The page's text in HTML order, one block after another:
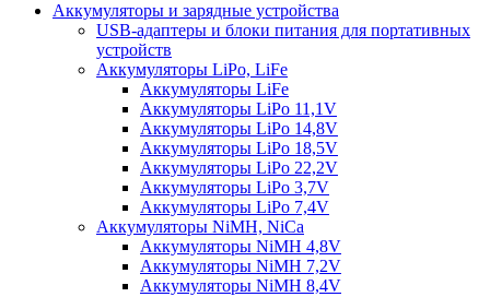
Аккумуляторы и зарядные устройства
USB-адаптеры и блоки питания для портативных
устройств
Аккумуляторы LiPo, LiFe
Аккумуляторы LiFe
Аккумуляторы LiPo 11,1V
Аккумуляторы LiPo 14,8V
Аккумуляторы LiPo 18,5V
Аккумуляторы LiPo 22,2V
Аккумуляторы LiPo 3,7V
Аккумуляторы LiPo 7,4V
Аккумуляторы NiMH, NiCa
Аккумуляторы NiMH 4,8V
Аккумуляторы NiMH 7,2V
Аккумуляторы NiMH 8,4V